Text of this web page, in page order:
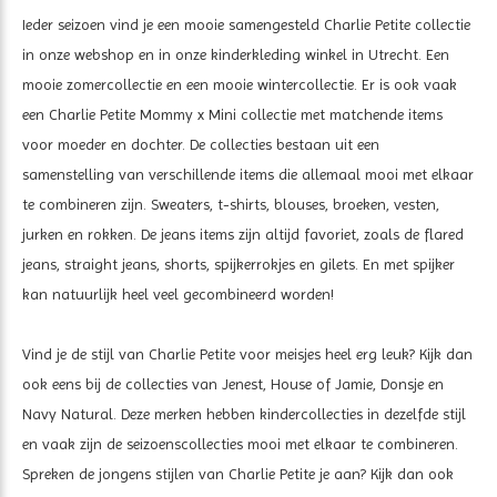
Ieder seizoen vind je een mooie samengesteld Charlie Petite collectie
in onze webshop en in onze kinderkleding winkel in Utrecht. Een
mooie zomercollectie en een mooie wintercollectie. Er is ook vaak
een Charlie Petite Mommy x Mini collectie met matchende items
voor moeder en dochter. De collecties bestaan uit een
samenstelling van verschillende items die allemaal mooi met elkaar
te combineren zijn. Sweaters, t-shirts, blouses, broeken, vesten,
jurken en rokken. De jeans items zijn altijd favoriet, zoals de flared
jeans, straight jeans, shorts, spijkerrokjes en gilets. En met spijker
kan natuurlijk heel veel gecombineerd worden!
Vind je de stijl van Charlie Petite voor meisjes heel erg leuk? Kijk dan
ook eens bij de collecties van Jenest, House of Jamie, Donsje en
Navy Natural. Deze merken hebben kindercollecties in dezelfde stijl
en vaak zijn de seizoenscollecties mooi met elkaar te combineren.
Spreken de jongens stijlen van Charlie Petite je aan? Kijk dan ook